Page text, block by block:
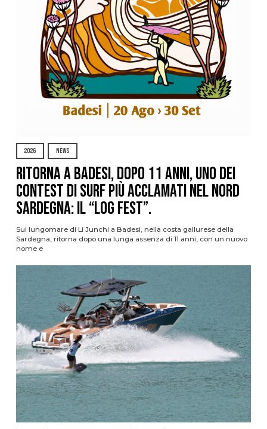
2026 NEWS
Ritorna a Badesi, dopo 11 anni, uno dei
contest di surf più acclamati nel nord
Sardegna: il “Log Fest”.
Sul lungomare di Li Junchi a Badesi, nella costa gallurese della
Sardegna, ritorna dopo una lunga assenza di 11 anni, con un nuovo
nome e